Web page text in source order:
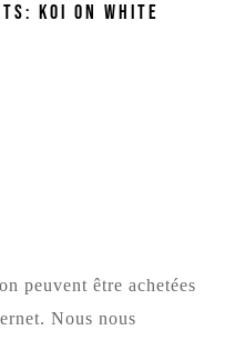
Koi on White
peuvent être achetées
Nous nous